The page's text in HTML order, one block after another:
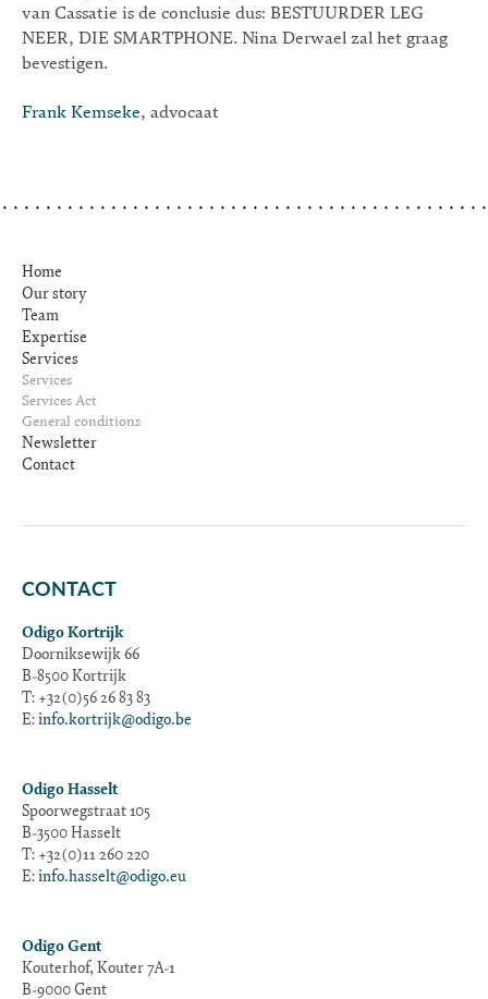
van Cassatie is de conclusie dus: BESTUURDER LEG
NEER, DIE SMARTPHONE. Nina Derwael zal het graag
bevestigen.
Frank Kemseke, advocaat
Home
Our story
Team
Expertise
Services
Services
Services Act
General conditions
Newsletter
Contact
CONTACT
Odigo Kortrijk
Doorniksewijk 66
B-8500 Kortrijk
T: +32(0)56 26 83 83
E: info.kortrijk@odigo.be
Odigo Hasselt
Spoorwegstraat 105
B-3500 Hasselt
T: +32(0)11 260 220
E: info.hasselt@odigo.eu
Odigo Gent
Kouterhof, Kouter 7A-1
B-9000 Gent